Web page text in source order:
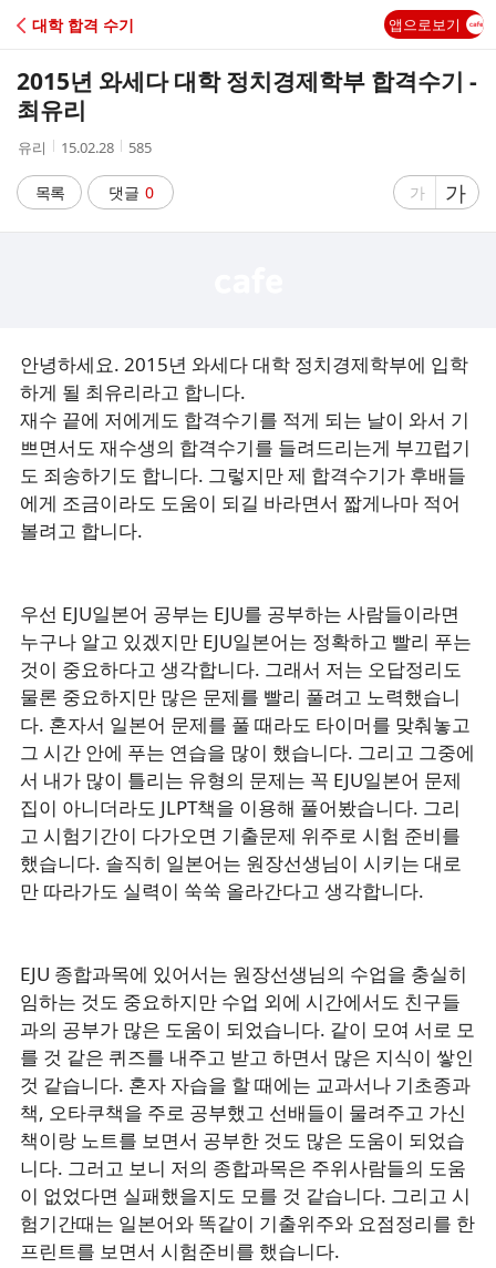
C
A
대학 합격 수기 앱으로보기
2015년 와세다 대학 정치경제학부 합격수기 -
최유리
작
자
유리
작
시
간
15.02.28
조
수
585
목록 댓글 0
글
게
가
글
자
게
가
안녕하세요. 2015년 와세다 대학 정치경제학부에 입학
하게 될 최유리라고 합니다.
재수 끝에 저에게도 합격수기를 적게 되는 날이 와서 기
쁘면서도 재수생의 합격수기를 들려드리는게 부끄럽기
도 죄송하기도 합니다. 그렇지만 제 합격수기가 후배들
에게 조금이라도 도움이 되길 바라면서 짧게나마 적어
볼려고 합니다.
우선 EJU일본어 공부는 EJU를 공부하는 사람들이라면
누구나 알고 있겠지만 EJU일본어는 정확하고 빨리 푸는
것이 중요하다고 생각합니다. 그래서 저는 오답정리도
물론 중요하지만 많은 문제를 빨리 풀려고 노력했습니
다. 혼자서 일본어 문제를 풀 때라도 타이머를 맞춰놓고
그 시간 안에 푸는 연습을 많이 했습니다. 그리고 그중에
서 내가 많이 틀리는 유형의 문제는 꼭 EJU일본어 문제
집이 아니더라도 JLPT책을 이용해 풀어봤습니다. 그리
고 시험기간이 다가오면 기출문제 위주로 시험 준비를
했습니다. 솔직히 일본어는 원장선생님이 시키는 대로
만 따라가도 실력이 쑥쑥 올라간다고 생각합니다.
EJU 종합과목에 있어서는 원장선생님의 수업을 충실히
임하는 것도 중요하지만 수업 외에 시간에서도 친구들
과의 공부가 많은 도움이 되었습니다. 같이 모여 서로 모
를 것 같은 퀴즈를 내주고 받고 하면서 많은 지식이 쌓인
것 같습니다. 혼자 자습을 할 때에는 교과서나 기초종과
책, 오타쿠책을 주로 공부했고 선배들이 물려주고 가신
책이랑 노트를 보면서 공부한 것도 많은 도움이 되었습
니다. 그러고 보니 저의 종합과목은 주위사람들의 도움
이 없었다면 실패했을지도 모를 것 같습니다. 그리고 시
험기간때는 일본어와 똑같이 기출위주와 요점정리를 한
프린트를 보면서 시험준비를 했습니다.